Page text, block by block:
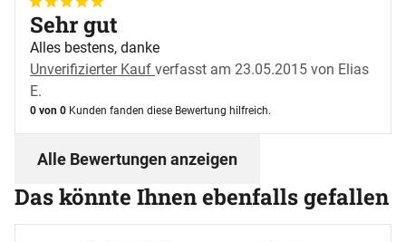
5 von 5
Sehr gut
Alles bestens, danke
Unverifizierter Kauf verfasst am 23.05.2015 von Elias
E.
0 von 0 Kunden fanden diese Bewertung hilfreich.
Alle Bewertungen anzeigen
Das könnte Ihnen ebenfalls gefallen
Artikel überspringen